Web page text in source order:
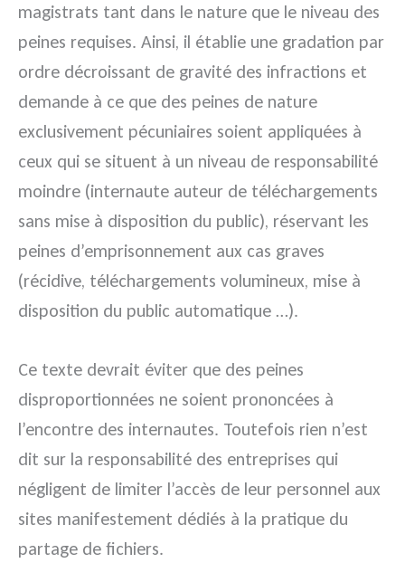
magistrats tant dans le nature que le niveau des
peines requises. Ainsi, il établie une gradation par
ordre décroissant de gravité des infractions et
demande à ce que des peines de nature
exclusivement pécuniaires soient appliquées à
ceux qui se situent à un niveau de responsabilité
moindre (internaute auteur de téléchargements
sans mise à disposition du public), réservant les
peines d’emprisonnement aux cas graves
(récidive, téléchargements volumineux, mise à
disposition du public automatique …).
Ce texte devrait éviter que des peines
disproportionnées ne soient prononcées à
l’encontre des internautes. Toutefois rien n’est
dit sur la responsabilité des entreprises qui
négligent de limiter l’accès de leur personnel aux
sites manifestement dédiés à la pratique du
partage de fichiers.